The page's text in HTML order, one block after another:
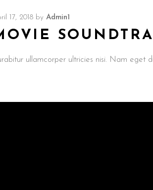
17, 2018 by Admin1
ullamcorper ultricies nisi. Nam eget